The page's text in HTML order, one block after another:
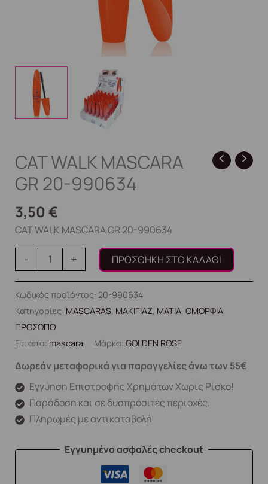
CAT WALK MASCARA
GR 20-990634
3,50 €
CAT WALK MASCARA GR 20-990634
- + ΠΡΟΣΘΉΚΗ ΣΤΟ ΚΑΛΆΘΙ
Κωδικός προϊόντος: 20-990634
Κατηγορίες: MASCARAS, ΜΑΚΙΓΙΑΖ, ΜΑΤΙΑ, ΟΜΟΡΦΙΑ,
ΠΡΟΣΩΠΟ
Ετικέτα: mascara Μάρκα: GOLDEN ROSE
Δωρεάν μεταφορικά για παραγγελίες άνω των 55€
Εγγύηση Επιστροφής Χρημάτων Χωρίς Ρίσκο!
Παράδοση και σε δυσπρόσιτες περιοχές.
Πληρωμές με αντικαταβολή
Εγγυημένο ασφαλές checkout